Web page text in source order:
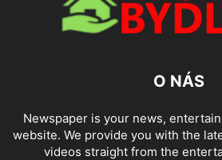
O NÁS
Newspaper is your news,
website. We provide you with the
videos straight from the